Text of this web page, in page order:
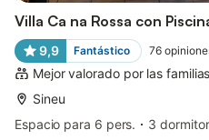
Villa Ca na Rossa con
9,9 Fantástico 76
Mejor valorado por las familias
Sineu
Espacio para 6 pers.
3